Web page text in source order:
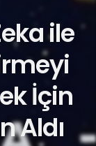
ile
İçin
Aldı